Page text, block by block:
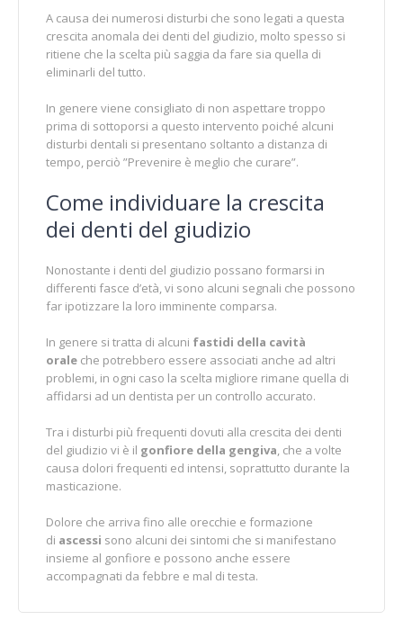
A causa dei numerosi disturbi che sono legati a questa
crescita anomala dei denti del giudizio, molto spesso si
ritiene che la scelta più saggia da fare sia quella di
eliminarli del tutto.
In genere viene consigliato di non aspettare troppo
prima di sottoporsi a questo intervento poiché alcuni
disturbi dentali si presentano soltanto a distanza di
tempo, perciò ”Prevenire è meglio che curare”.
Come individuare la crescita
dei denti del giudizio
Nonostante i denti del giudizio possano formarsi in
differenti fasce d’età, vi sono alcuni segnali che possono
far ipotizzare la loro imminente comparsa.
In genere si tratta di alcuni fastidi della cavità
orale che potrebbero essere associati anche ad altri
problemi, in ogni caso la scelta migliore rimane quella di
affidarsi ad un dentista per un controllo accurato.
Tra i disturbi più frequenti dovuti alla crescita dei denti
del giudizio vi è il gonfiore della gengiva, che a volte
causa dolori frequenti ed intensi, soprattutto durante la
masticazione.
Dolore che arriva fino alle orecchie e formazione
di ascessi sono alcuni dei sintomi che si manifestano
insieme al gonfiore e possono anche essere
accompagnati da febbre e mal di testa.